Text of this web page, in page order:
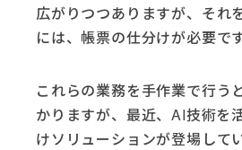
広がりつつありますが、それ
には、帳票の仕分けが必要です
これらの業務を手作業で行う
かりますが、最近、AI技術を
けソリューションが登場してい